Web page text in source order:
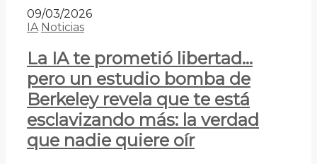
09/03/2026
IA Noticias
La IA te prometió libertad…
pero un estudio bomba de
Berkeley revela que te está
esclavizando más: la verdad
que nadie quiere oír